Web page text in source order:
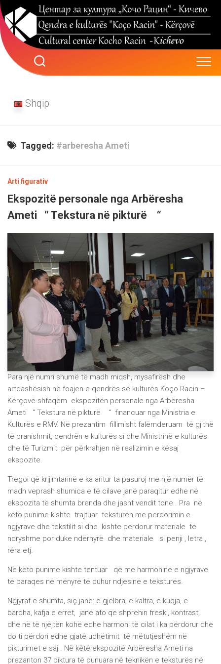
Skip
to
content
Shqip
Tagged: #arberesha Ameti
Arti figurativ
Ekspozitë personale nga Arbëresha
Ameti “ Tekstura në pikturë “
Para një numri shumë të madh miqsh, mysafirësh dhe
artdashësish në foajen e qendrës së kulturës Koço Racin –
Kërçovë shfaqëm ekspozitën personale nga Arbëresha
Ameti “ Tekstura në pikturë “ financuar nga Ministria e
Kulturës e RMV. Në prezantim fillimisht falëmderuam të gjithë
të pranishmit, qendrën e kulturës si dhe Ministrinë e kulturës
dhe të Turizmit për përkrahjen në realizimin e kësaj
ekspozite.
Tregoi që krijimtarinë e ka aritur ta pasuroj me një numër të
madh veprash shumica e të cilave janë paraqitur edhe në
ekspozita të shumta brenda dhe jasht vendit tone . Pra në
këto punime kishte trajtuar teksturën me perdorimin e
ngjyrave dhe tekstilit si dhe kishte perdorur materiale të
ndryshme por duke ndërhyrë dhe materiale si penji , letra ,
rëra etj.
Në këto punime kishte tentuar që me harmoninë e ngjyrave
të paraqes në mënyrë të duhur ndjesinë e teksturës.
Ngjyrat e shumta, siç janë: e gjelbra, e kaltra, e kuqja, e
bardha, kafja e errët, janë ato që shprehin freski, kontrast,
dhe në të njëjtën kohë edhe harmoni të cilat i ka përdorur dhe
do ti përdori edhe gjatë udhëtimit të mëtutjeshëm në
pikturimet e saj . Në këtë ekspozitë Arbëresha Ameti na
prezanton 37 piktura të punuara në teknikën e teksturës në